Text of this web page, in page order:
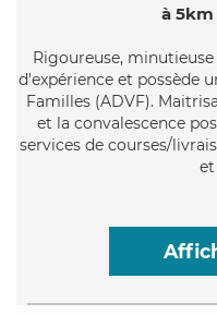
à 5km
Rigoureuse, minutieuse
d'expérience et possède
Familles (ADVF).
et la convalescence
services de courses/